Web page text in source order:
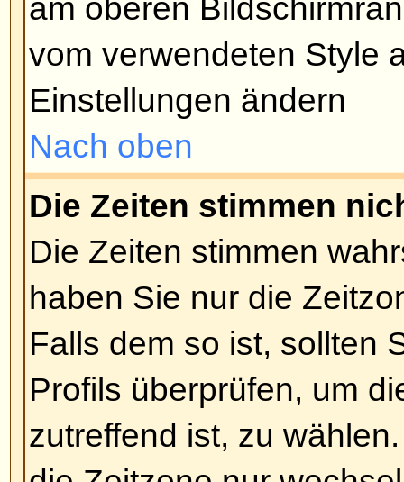
Administrator, ob er Avatare
Benutzer wählen dürfen, wie sie
zugänglich machen. Wenn Sie
können, ist das eine
Sie sollten ihn nach dem Grund
bestimmt einen guten haben).
Normalerweise können Sie
des Ranges ändern (Ränge
Benutzernamen in Themen und
abhängig davon, welchen Style
meisten Boards benutzen